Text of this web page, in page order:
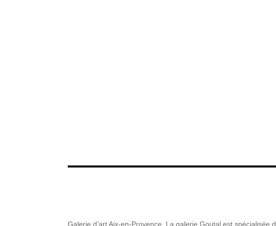
Galerie d’art Aix-en-Provence. La galerie Goutal est